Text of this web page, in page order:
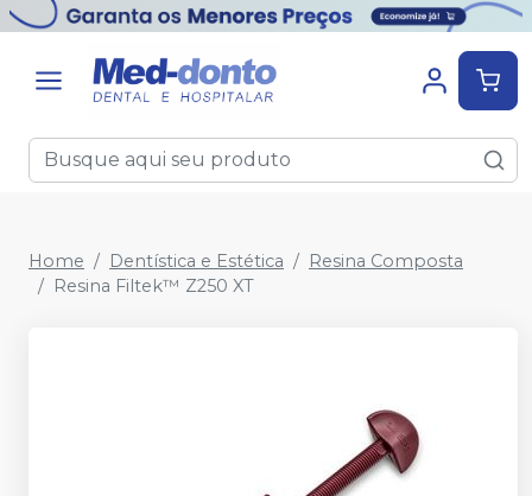
Home Dentística e Estética
Resina Composta
Resina Filtek™ Z250 XT